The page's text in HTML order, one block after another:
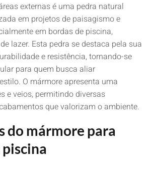
externas é uma pedra natural
em projetos de paisagismo e
em bordas de piscina,
lazer. Esta pedra se destaca pela sua
e resistência, tornando-se
para quem busca aliar
O mármore apresenta uma
e veios, permitindo diversas
que valorizam o ambiente.
do mármore para